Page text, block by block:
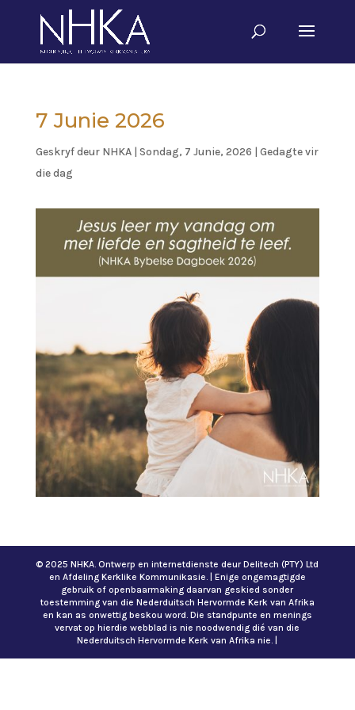
7 Junie 2026
Geskryf deur NHKA| Sondag, 7 Junie, 2026 | Gedagte vir
die dag
© 2025 NHKA. Ontwerp en internetdienste deur Delitech (PTY) Ltd
en Afdeling Kerklike Kommunikasie. | Enige ongemagtigde
gebruik of openbaarmaking daarvan geskied sonder
toestemming van die Nederduitsch Hervormde Kerk van Afrika
en kan as onwettig beskou word. Die standpunte en menings
vervat op hierdie webblad is nie noodwendig dié van die
Nederduitsch Hervormde Kerk van Afrika nie. |